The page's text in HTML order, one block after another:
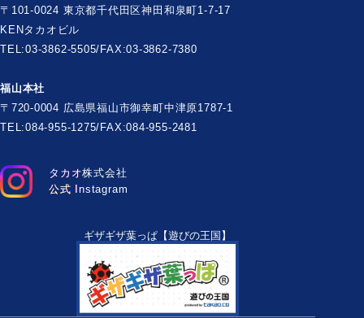
タカオ株式会社
公式 Instagram
〒101-0024 東京都千代田区神田和泉町1-7-17
KENタカオビル
TEL:03-3862-5505/FAX:03-3862-7380
福山本社
〒720-0004 広島県福山市御幸町中津原1787-1
TEL:084-955-1275/FAX:084-955-2481
ギザギザ葉っぱ【遊びの王国】